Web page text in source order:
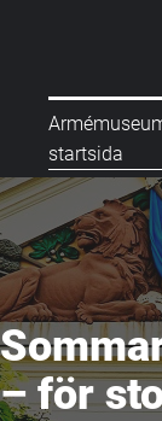
startsida
– för